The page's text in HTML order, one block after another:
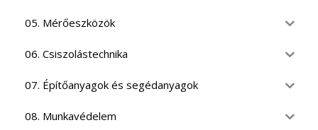
05. Mérőeszközök
06. Csiszolástechnika
07. Építőanyagok és segédanyagok
08. Munkavédelem